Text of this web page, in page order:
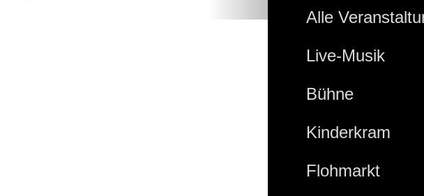
Alle
Live-Musik
Bühne
Kinderkram
Flohmarkt